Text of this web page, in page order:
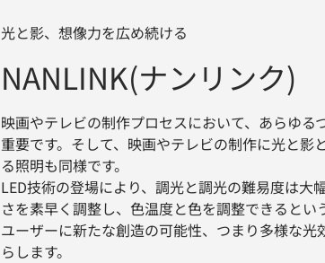
光と影、想像力を広め続ける
NANLINK(ナンリンク)
映画やテレビの制作プロセスにおいて、あらゆる
重要です。そして、映画やテレビの制作に光と影
る照明も同様です。
LED技術の登場により、調光と調光の難易度は大
さを素早く調整し、色温度と色を調整できるとい
ユーザーに新たな創造の可能性、つまり多様な光
らします。